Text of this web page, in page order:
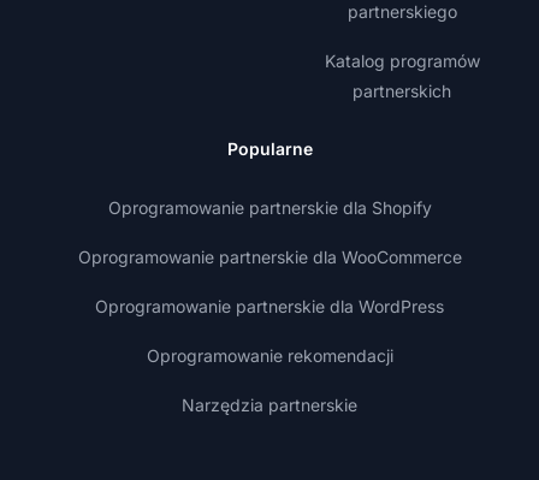
partnerskiego
Katalog programów
partnerskich
Popularne
Oprogramowanie partnerskie dla Shopify
Oprogramowanie partnerskie dla WooCommerce
Oprogramowanie partnerskie dla WordPress
Oprogramowanie rekomendacji
Narzędzia partnerskie